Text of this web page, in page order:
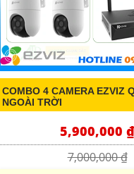
COMBO 4 CAMERA EZVIZ
NGOÀI TRỜI
5,900,000 ₫
7,000,000 ₫